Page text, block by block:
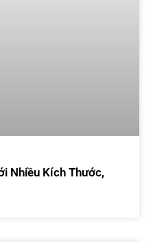
Nhiều Kích Thước,